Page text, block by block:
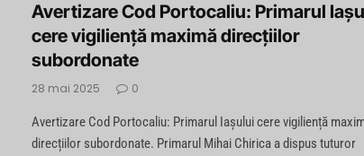
Avertizare Cod Portocaliu: Primarul
cere vigiliență maximă direcțiilor
subordonate
28 mai 2025 0
Avertizare Cod Portocaliu: Primarul Iașului cere vigiliență
direcțiilor subordonate. Primarul Mihai Chirica a dispus tuturor